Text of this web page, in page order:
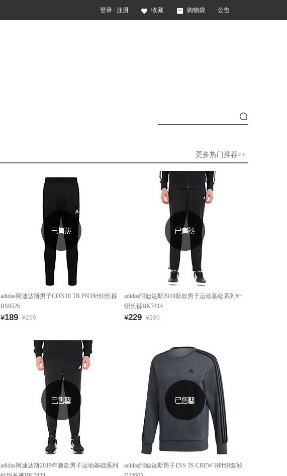
登录 / 注册 收藏 购物袋 公告
更多热门推荐>>
adidas阿迪达斯男子CON18 TR PNT针织长裤
BS0526
¥189 ¥299
adidas阿迪达斯2019新款男子运动基础系列针
织长裤BK7414
¥229 ¥299
adidas阿迪达斯2019年新款男子运动基础系列
adidas阿迪达斯男子ESS 3S CREW B针织套衫